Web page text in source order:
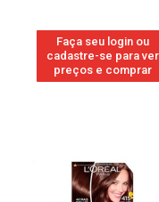
Faça seu login ou
cadastre-se para ver
preços e comprar